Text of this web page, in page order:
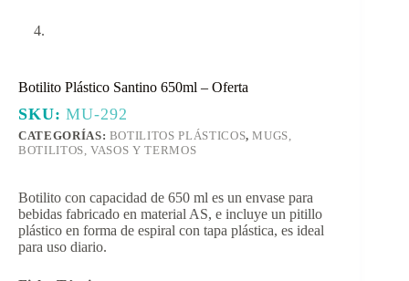
Botilito Plástico Santino 650ml – Oferta
SKU:MU-292
CATEGORÍAS: BOTILITOS PLÁSTICOS,MUGS,
BOTILITOS, VASOS Y TERMOS
Botilito con capacidad de 650 ml es un envase para
bebidas fabricado en material AS, e incluye un pitillo
plástico en forma de espiral con tapa plástica, es ideal
para uso diario.